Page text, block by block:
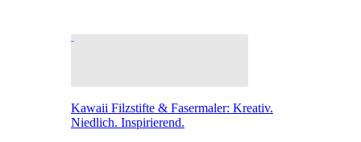
Kawaii Filzstifte & Fasermaler: Kreativ.
Niedlich. Inspirierend.